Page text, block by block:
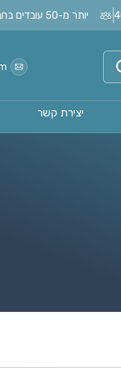
יותר מ-50 עובדים בחברה?
יצירת קשר